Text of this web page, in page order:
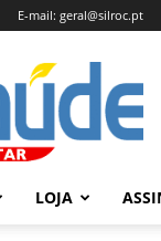
E-mail: geral@silroc.pt
Revista
Saúde
e
Bem
Estar
Edição
LOJA